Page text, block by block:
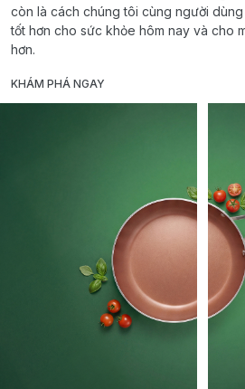
còn là cách chúng tôi cùng người
tốt hơn cho sức khỏe hôm nay và cho
hơn.
KHÁM PHÁ NGAY